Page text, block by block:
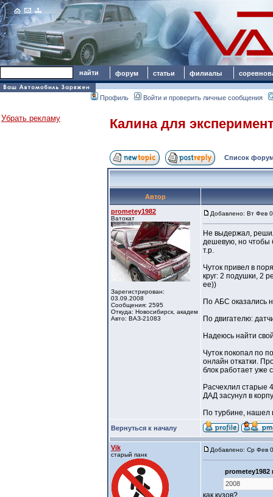
форум статьи филиалы
Профиль Войти и проверить личные сообщения
Убрать рекламу Калина для
Список
Автор
prometey1982
Ватокат
Зарегистрирован:
03.09.2008
Сообщения: 2595
Откуда: Новосибирск, академ
Авто: ВАЗ-21083
Добавлено: Вт Фев
Не выдержал,
дешевую, но чтобы
т.р.
Чуток привел в
круг: 2 подушки, 2
ее))
По АБС оказались
По двигателю:
Надеюсь найти
Чуток покопал по
онлайн откатки.
блок работает уже
Расчехлил старые
ДАД засунул в
По турбине, нашел
Вернуться к началу
Vik
старый панк
Добавлено: Ср Фев
prometey1982
2008
как кузов?